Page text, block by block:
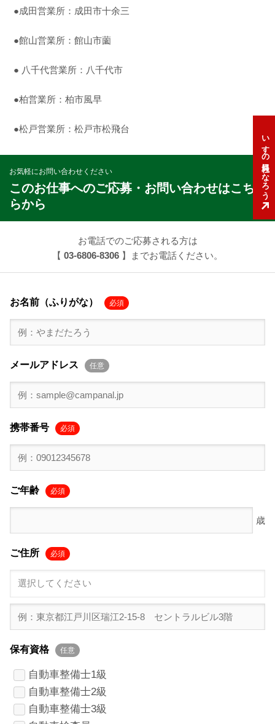
いすゞの社員になろう
●成田営業所：成田市十余三
●館山営業所：館山市薗
● 八千代営業所：八千代市
●柏営業所：柏市風早
●松戸営業所：松戸市松飛台
お気軽にお問い合わせください
このお仕事へのご応募・お問い合わせはこち
らから
お電話でのご応募される方は
【 03-6806-8306 】までお電話ください。
お名前（ふりがな） 必須
メールアドレス 任意
携帯番号 必須
ご年齢 必須
ご住所 必須
保有資格 任意
自動車整備士1級
自動車整備士2級
自動車整備士3級